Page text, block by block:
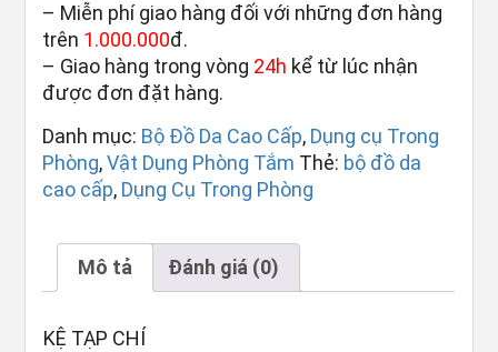
– Miễn phí giao hàng đối với những đơn hàng
trên 1.000.000đ.
– Giao hàng trong vòng 24h kể từ lúc nhận
được đơn đặt hàng.
Danh mục: Bộ Đồ Da Cao Cấp, Dụng cụ Trong
Phòng,Vật Dụng Phòng Tắm Thẻ: bộ đồ da
cao cấp, Dụng Cụ Trong Phòng
Mô tả Đánh giá (0)
KỆ TẠP CHÍ